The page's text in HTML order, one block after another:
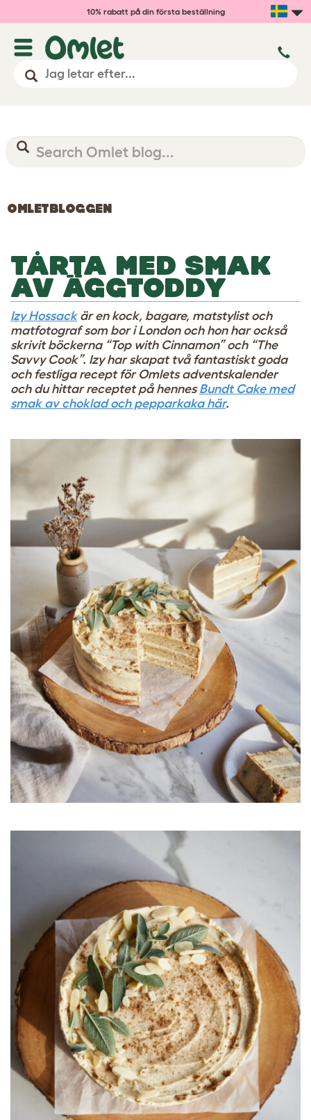
10% rabatt på din första beställning
OMLETBLOGGEN
TÅRTA MED SMAK
AV ÄGGTODDY
Izy Hossackär en kock, bagare, matstylist och
matfotograf som bor i London och hon har också
skrivit böckerna “Top with Cinnamon” och “The
Savvy Cook”. Izy har skapat två fantastiskt goda
och festliga recept för Omlets adventskalender
och du hittar receptet på hennesBundt Cake med
smak av choklad och pepparkaka här.